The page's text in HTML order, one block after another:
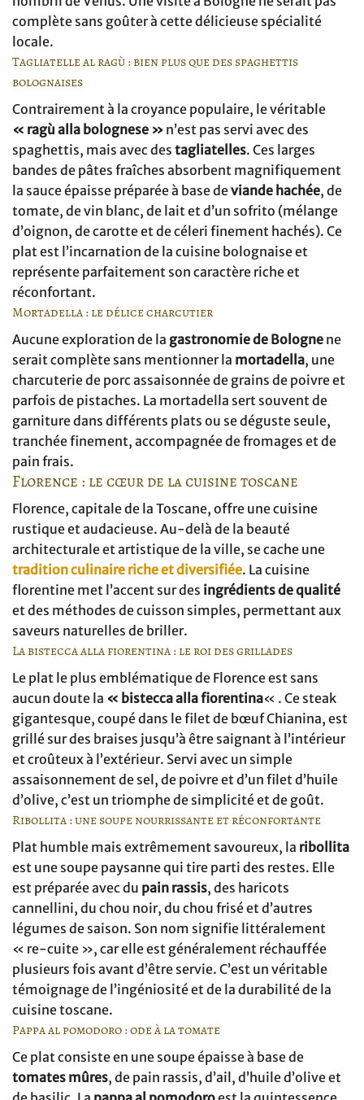
complète sans goûter à cette délicieuse spécialité
locale.
Tagliatelle al ragù : bien plus que des spaghettis
bolognaises
Contrairement à la croyance populaire, le véritable
« ragù alla bolognese » n’est pas servi avec des
spaghettis, mais avec des tagliatelles. Ces larges
bandes de pâtes fraîches absorbent magnifiquement
la sauce épaisse préparée à base deviande hachée, de
tomate, de vin blanc, de lait et d’un sofrito (mélange
d’oignon, de carotte et de céleri finement hachés). Ce
plat est l’incarnation de la cuisine bolognaise et
représente parfaitement son caractère riche et
réconfortant.
Mortadella : le délice charcutier
Aucune exploration de la gastronomie de Bologne ne
serait complète sans mentionner la mortadella, une
charcuterie de porc assaisonnée de grains de poivre et
parfois de pistaches. La mortadella sert souvent de
garniture dans différents plats ou se déguste seule,
tranchée finement, accompagnée de fromages et de
pain frais.
Florence : le cœur de la cuisine toscane
Florence, capitale de la Toscane, offre une cuisine
rustique et audacieuse. Au-delà de la beauté
architecturale et artistique de la ville, se cache une
tradition culinaire riche et diversifiée. La cuisine
florentine met l’accent sur des ingrédients de qualité
et des méthodes de cuisson simples, permettant aux
saveurs naturelles de briller.
La bistecca alla fiorentina : le roi des grillades
Le plat le plus emblématique de Florence est sans
aucun doute la « bistecca alla fiorentina« . Ce steak
gigantesque, coupé dans le filet de bœuf Chianina, est
grillé sur des braises jusqu’à être saignant à l’intérieur
et croûteux à l’extérieur. Servi avec un simple
assaisonnement de sel, de poivre et d’un filet d’huile
d’olive, c’est un triomphe de simplicité et de goût.
Ribollita : une soupe nourrissante et réconfortante
Plat humble mais extrêmement savoureux, la ribollita
est une soupe paysanne qui tire parti des restes. Elle
est préparée avec du pain rassis, des haricots
cannellini, du chou noir, du chou frisé et d’autres
légumes de saison. Son nom signifie littéralement
« re-cuite », car elle est généralement réchauffée
plusieurs fois avant d’être servie. C’est un véritable
témoignage de l’ingéniosité et de la durabilité de la
cuisine toscane.
Pappa al pomodoro : ode à la tomate
Ce plat consiste en une soupe épaisse à base de
tomates mûres, de pain rassis, d’ail, d’huile d’olive et